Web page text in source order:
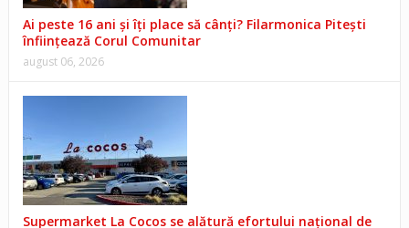
Ai peste 16 ani și îți place să cânți? Filarmonica Pitești
înființează Corul Comunitar
august 06, 2026
Supermarket La Cocos se alătură efortului național de